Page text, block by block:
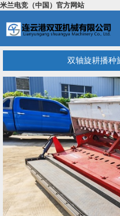
米兰电竞（中国）官方网站
双轴旋耕播种